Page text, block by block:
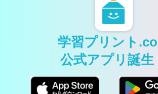
学習プリント
公式アプリ誕生